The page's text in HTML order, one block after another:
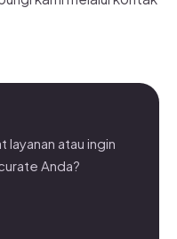
atau ingin
Anda?